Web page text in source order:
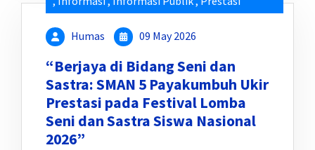
Humas 09 May 2026
“Berjaya di Bidang Seni dan
Sastra: SMAN 5 Payakumbuh Ukir
Prestasi pada Festival Lomba
Seni dan Sastra Siswa Nasional
2026”